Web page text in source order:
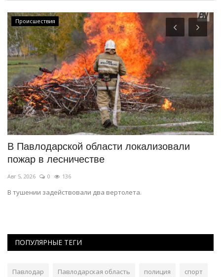
Происшествия
В Павлодарской области локализовали
пожар в лесничестве
Авг 5, 2026 0 136
В тушении задействовали два вертолета.
ПОПУЛЯРНЫЕ ТЕГИ
Павлодар Павлодарская область полиция спорт